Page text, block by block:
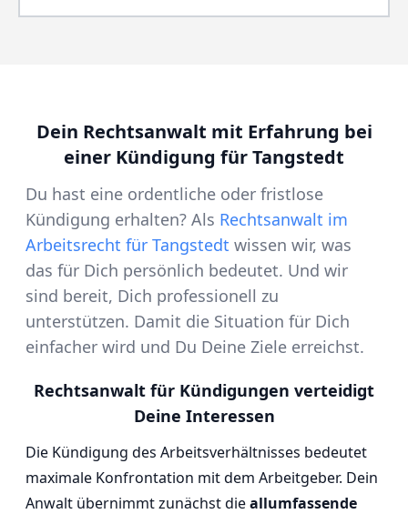
Dein Rechtsanwalt mit Erfahrung bei
einer Kündigung für Tangstedt
Du hast eine ordentliche oder fristlose
Kündigung erhalten? Als Rechtsanwalt im
Arbeitsrecht für Tangstedt wissen wir, was
das für Dich persönlich bedeutet. Und wir
sind bereit, Dich professionell zu
unterstützen. Damit die Situation für Dich
einfacher wird und Du Deine Ziele erreichst.
Rechtsanwalt für Kündigungen verteidigt
Deine Interessen
Die Kündigung des Arbeitsverhältnisses bedeutet
maximale Konfrontation mit dem Arbeitgeber. Dein
Anwalt übernimmt zunächst dieallumfassende